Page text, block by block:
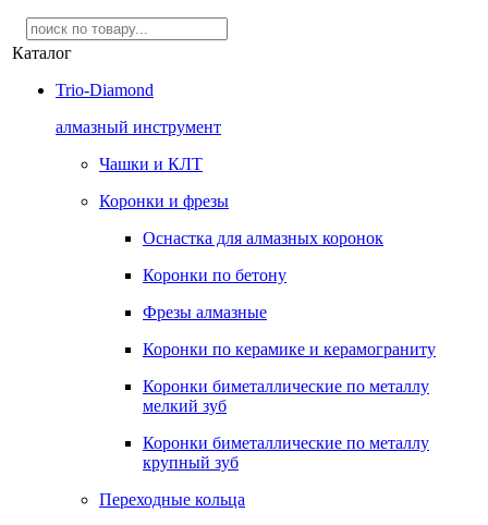
Каталог
Trio-Diamond
алмазный инструмент
Чашки и КЛТ
Коронки и фрезы
Оснастка для алмазных коронок
Коронки по бетону
Фрезы алмазные
Коронки по керамике и керамограниту
Коронки биметаллические по металлу
мелкий зуб
Коронки биметаллические по металлу
крупный зуб
Переходные кольца